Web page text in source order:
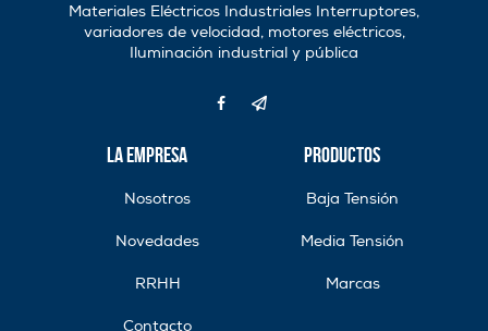
Materiales Eléctricos Industriales Interruptores,
variadores de velocidad, motores eléctricos,
Iluminación industrial y pública
La Empresa
Nosotros
Novedades
RRHH
Contacto
Productos
Baja Tensión
Media Tensión
Marcas